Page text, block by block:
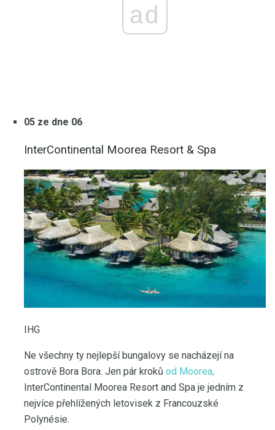
ad
05 ze dne 06
InterContinental Moorea Resort & Spa
IHG
Ne všechny ty nejlepší bungalovy se nacházejí na
ostrově Bora Bora. Jen pár kroků od Moorea,
InterContinental Moorea Resort and Spa je jedním z
nejvíce přehlížených letovisek z Francouzské
Polynésie.